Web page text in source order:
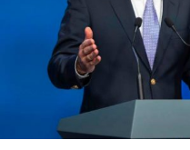
Contextul financiar pe
este unul extrem de
experților Fitch arăta
ratingului suveran,
economic dificil:
puterea de cumpărare,
și pensiilor și riscul